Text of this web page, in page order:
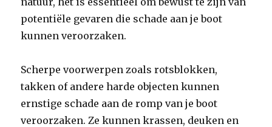
potentiële gevaren die schade aan je boot
kunnen veroorzaken.
Scherpe voorwerpen zoals rotsblokken,
takken of andere harde objecten kunnen
ernstige schade aan de romp van je boot
veroorzaken. Ze kunnen krassen, deuken en